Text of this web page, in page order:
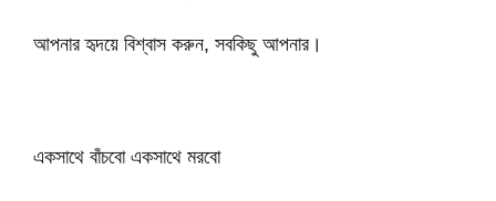
আপনার হৃদয়ে বিশ্বাস করুন, সবকিছু আপনার।
একসাথে বাঁচবো একসাথে মরবো